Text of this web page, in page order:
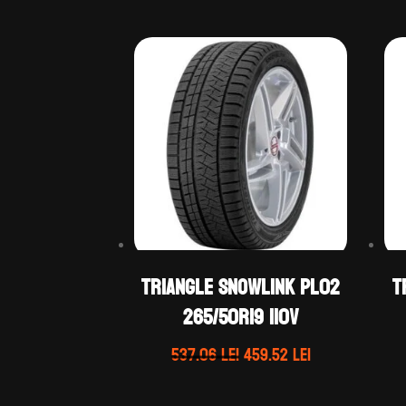
TRIANGLE SNOWLINK PL02
265/50R19 110V
537.06leiPrețul
459.52leiPrețul